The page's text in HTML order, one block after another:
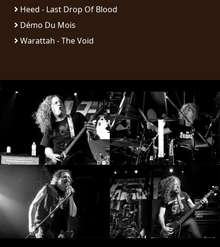
ANACHRONISM
MACHINE
NOTHINGFACE
DIMENSION
HATROSS
KILLING
TECHNOLOGY
Heed - Last Drop Of Blood
Démo Du Mois
Warattah - The Void
;